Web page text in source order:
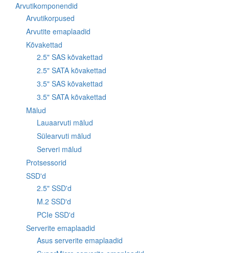
Arvutikomponendid
Arvutikorpused
Arvutite emaplaadid
Kõvakettad
2.5" SAS kõvakettad
2.5" SATA kõvakettad
3.5" SAS kõvakettad
3.5" SATA kõvakettad
Mälud
Lauaarvuti mälud
Sülearvuti mälud
Serveri mälud
Protsessorid
SSD'd
2.5" SSD'd
M.2 SSD'd
PCIe SSD'd
Serverite emaplaadid
Asus serverite emaplaadid